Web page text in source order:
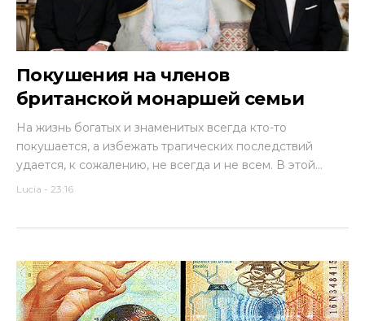
Покушения на членов
британской монаршей семьи
На жизнь богатых и знаменитых всегда кто-то
покушается, а избежать трагических последствий
удается, к сожалению, не всегда и не всем. В этой...
Lucia - 23:16